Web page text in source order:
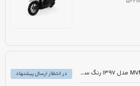
مزایده دولتی خودرو MVM-X22 AT مدل 1397 رنگ سفید
در انتظار ارسال پیشنهاد